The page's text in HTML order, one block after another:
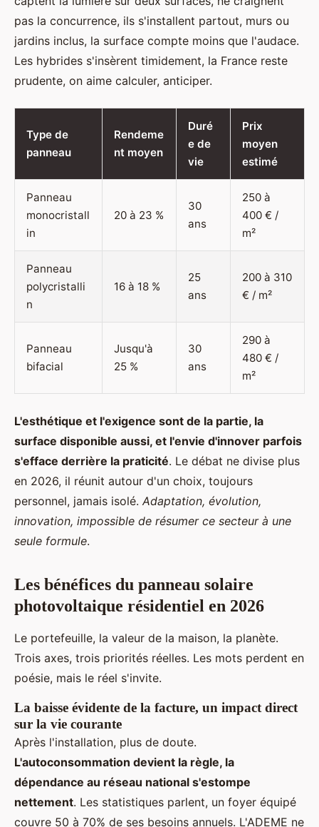
pas la concurrence, ils s'installent partout, murs ou
jardins inclus, la surface compte moins que l'audace.
Les hybrides s'insèrent timidement, la France reste
prudente, on aime calculer, anticiper.
Type de
panneau
Rendeme
nt moyen
Duré
e de
vie
Prix
moyen
estimé
Panneau
monocristall
in
20 à 23 %
30
ans
250 à
400 € /
m²
Panneau
polycristalli
n
16 à 18 %
25
ans
200 à 310
€ / m²
Panneau
bifacial
Jusqu'à
25 %
30
ans
290 à
480 € /
m²
L'esthétique et l'exigence sont de la partie, la
surface disponible aussi, et l'envie d'innover parfois
s'efface derrière la praticité. Le débat ne divise plus
en 2026, il réunit autour d'un choix, toujours
personnel, jamais isolé. Adaptation, évolution,
innovation, impossible de résumer ce secteur à une
seule formule.
Les bénéfices du panneau solaire
photovoltaique résidentiel en 2026
Le portefeuille, la valeur de la maison, la planète.
Trois axes, trois priorités réelles. Les mots perdent en
poésie, mais le réel s'invite.
La baisse évidente de la facture, un impact direct
sur la vie courante
Après l'installation, plus de doute.
L'autoconsommation devient la règle, la
dépendance au réseau national s'estompe
nettement. Les statistiques parlent, un foyer équipé
couvre 50 à 70% de ses besoins annuels. L'ADEME ne